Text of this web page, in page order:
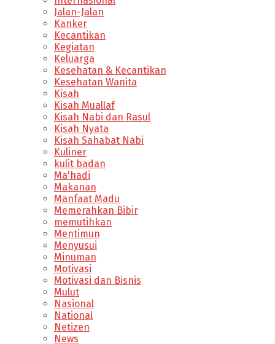
Jalan-Jalan
Kanker
Kecantikan
Kegiatan
Keluarga
Kesehatan & Kecantikan
Kesehatan Wanita
Kisah
Kisah Muallaf
Kisah Nabi dan Rasul
Kisah Nyata
Kisah Sahabat Nabi
Kuliner
kulit badan
Ma'hadi
Makanan
Manfaat Madu
Memerahkan Bibir
memutihkan
Mentimun
Menyusui
Minuman
Motivasi
Motivasi dan Bisnis
Mulut
Nasional
National
Netizen
News